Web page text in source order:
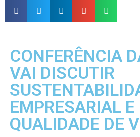
CONFERÊNCIA
VAI DISCUTIR
EMPRESARIAL E
QUALIDADE DE